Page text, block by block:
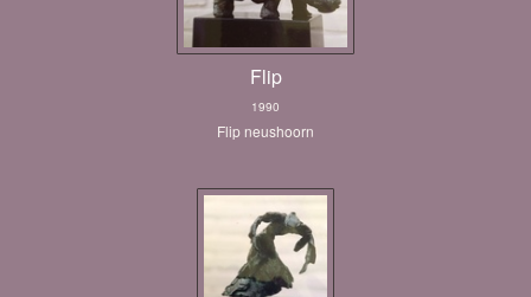
Flip
1990
Flip neushoorn